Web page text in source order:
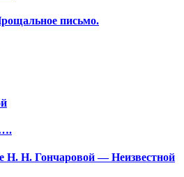
письмо.
Н. Гончаровой — Неизвестной